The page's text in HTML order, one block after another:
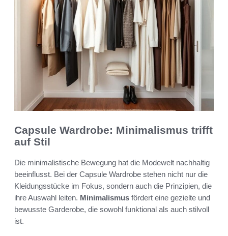
Capsule Wardrobe: Minimalismus trifft
auf Stil
Die minimalistische Bewegung hat die Modewelt nachhaltig
beeinflusst. Bei der Capsule Wardrobe stehen nicht nur die
Kleidungsstücke im Fokus, sondern auch die Prinzipien, die
ihre Auswahl leiten. Minimalismus fördert eine gezielte und
bewusste Garderobe, die sowohl funktional als auch stilvoll
ist.